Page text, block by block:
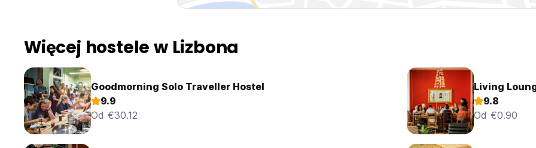
Więcej hostele w Lizbona
Goodmorning Solo Traveller Hostel
9.9
Od €30.12
Living
9.8
Od €0.90